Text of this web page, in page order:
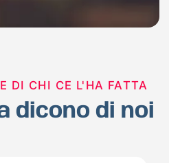
DI CHI CE L'HA FATTA
dicono di noi